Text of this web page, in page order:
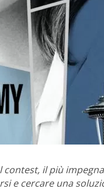
contest, il più
e cercare una